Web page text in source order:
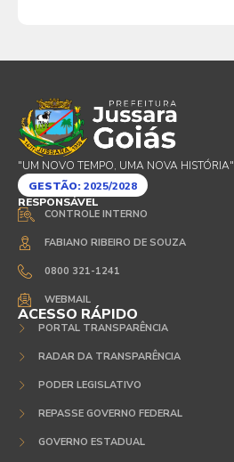
"UM NOVO TEMPO, UMA NOVA HISTÓRIA"
GESTÃO:2025/2028
RESPONSÁVEL
CONTROLE INTERNO
FABIANO RIBEIRO DE SOUZA
0800 321-1241
WEBMAIL
ACESSO RÁPIDO
PORTAL TRANSPARÊNCIA
RADAR DA TRANSPARÊNCIA
PODER LEGISLATIVO
REPASSE GOVERNO FEDERAL
GOVERNO ESTADUAL